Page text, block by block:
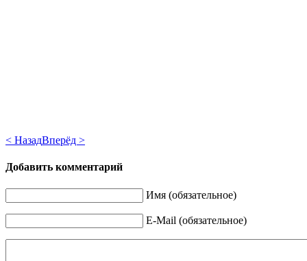
< НазадВперёд >
Добавить комментарий
Имя (обязательное)
E-Mail (обязательное)